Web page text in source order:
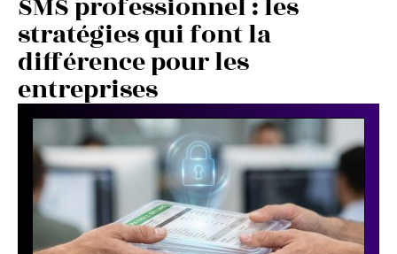
stratégies qui font la
différence pour les
entreprises